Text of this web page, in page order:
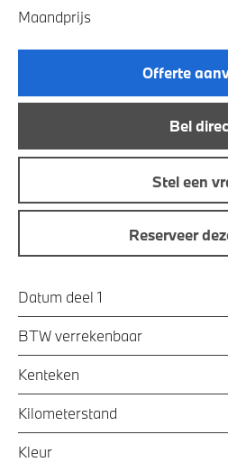
Maandprijs
Offerte
Bel
Stel een
Reserveer
Datum deel 1
BTW verrekenbaar
Kenteken
Kilometerstand
Kleur